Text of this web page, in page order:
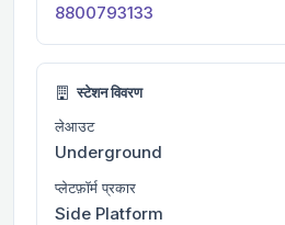
8800793133
स्टेशन विवरण
लेआउट
Underground
प्लेटफ़ॉर्म प्रकार
Side Platform